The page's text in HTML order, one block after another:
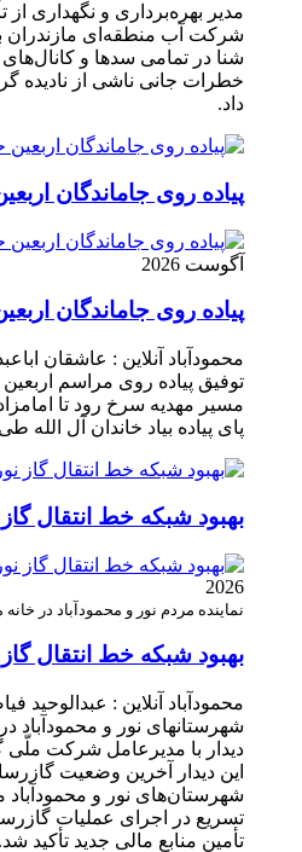
مدیر بهره‌برداری و نگهداری
شرکت آب منطقه‌ای مازندران
شنا در تمامی سدها و
خطرات جانی ناشی از نادیده
داد.
پیاده روی جاماندگان
آگوست 2026
پیاده روی جاماندگان
محمودآباد آنلاین : عاشقان
توفیق پیاده روی مراسم اربعین
مسیر مهدیه سرخ رود تا
پای پیاده بیاد خاندان آل الله
بهبود شبکه خط انتقال گاز
2026
نماینده مردم نور و محمودآباد در
بهبود شبکه خط انتقال گاز
محمودآباد آنلاین : عبدالوحید
شهرستانهای نور و
دیدار با مدیرعامل شرکت ملّی
این دیدار آخرین وضعیت
شهرستان‌های نور و
تسریع در اجرای عملیات
تأمین منابع مالی جدید تأکید شد.